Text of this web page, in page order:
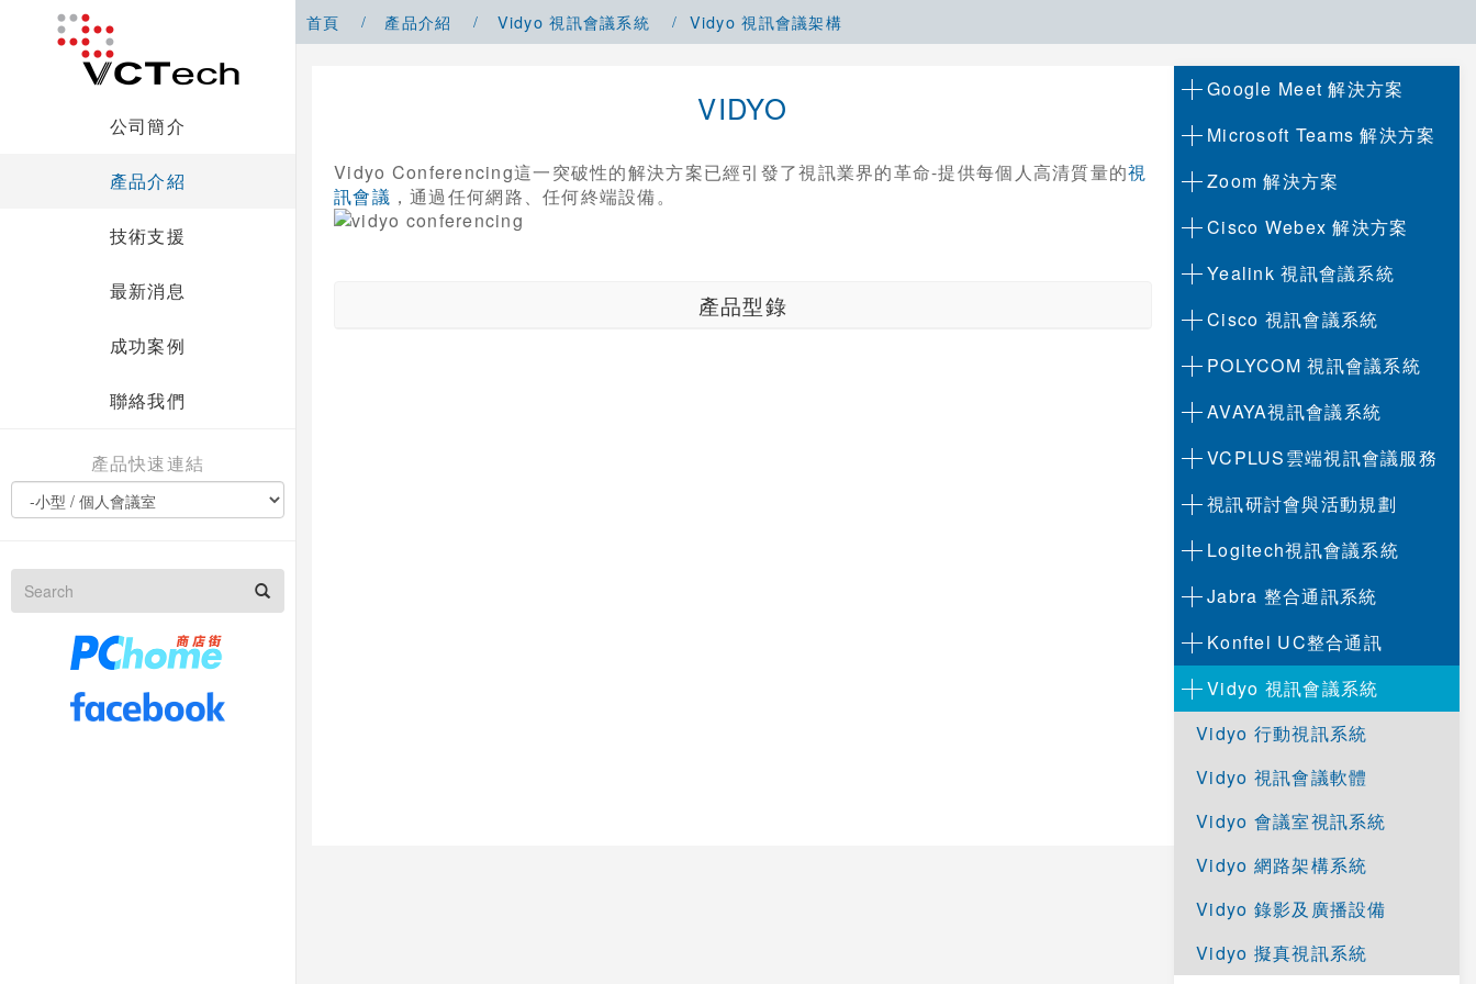
公司簡介
產品介紹
技術支援
最新消息
成功案例
聯絡我們
產品快速連結
首頁 產品介紹 Vidyo 視訊會議系統 Vidyo 視訊會議架構
Google Meet 解決方案
Microsoft Teams 解決方案
Zoom 解決方案
Cisco Webex 解決方案
Yealink 視訊會議系統
Cisco 視訊會議系統
POLYCOM 視訊會議系統
AVAYA視訊會議系統
VCPLUS雲端視訊會議服務
視訊研討會與活動規劃
Logitech視訊會議系統
Jabra 整合通訊系統
Konftel UC整合通訊
Vidyo 視訊會議系統
Vidyo 行動視訊系統
Vidyo 視訊會議軟體
Vidyo 會議室視訊系統
Vidyo 網路架構系統
Vidyo 錄影及廣播設備
Vidyo 擬真視訊系統
VIDYO
Vidyo Conferencing這一突破性的解決方案已經引發了視訊業界的革命-提供每個人高清質量的視
訊會議 ，通過任何網路、任何終端設備。
產品型錄